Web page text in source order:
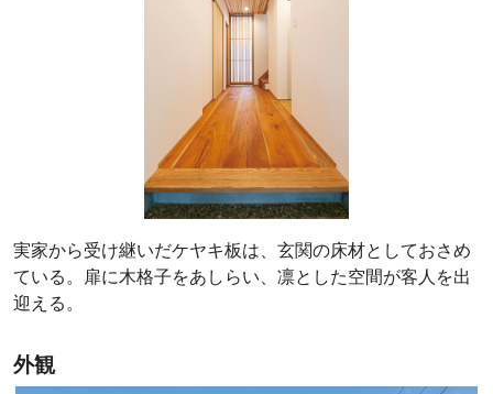
実家から受け継いだケヤキ板は、玄関の床材としておさめ
ている。扉に木格子をあしらい、凛とした空間が客人を出
迎える。
外観